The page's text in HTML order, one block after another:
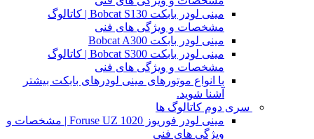
مینی لودر بابکت Bobcat S130 | کاتالوگ
مشخصات و ویژگی های فنی
مینی لودر بابکت Bobcat A300
مینی لودر بابکت Bobcat S300 | کاتالوگ
مشخصات و ویژگی های فنی
با انواع موتورهای مینی لودرهای بابکت بیشتر
آشنا شوید.
سری دوم کاتالوگ ها
مینی لودر فوریوز Foruse UZ 1020 | مشخصات و
ویژگی های فنی